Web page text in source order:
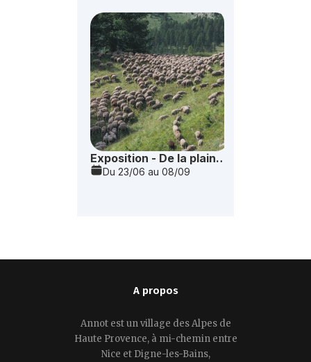
A propos
Annot est un village des Alpes de
Haute Provence, à mi-chemin entre
Nice et Digne-les-Bains,